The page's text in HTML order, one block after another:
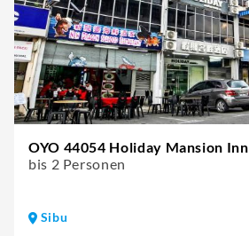
OYO 44054 Holiday Mansion Inn
bis 2 Personen
Sibu